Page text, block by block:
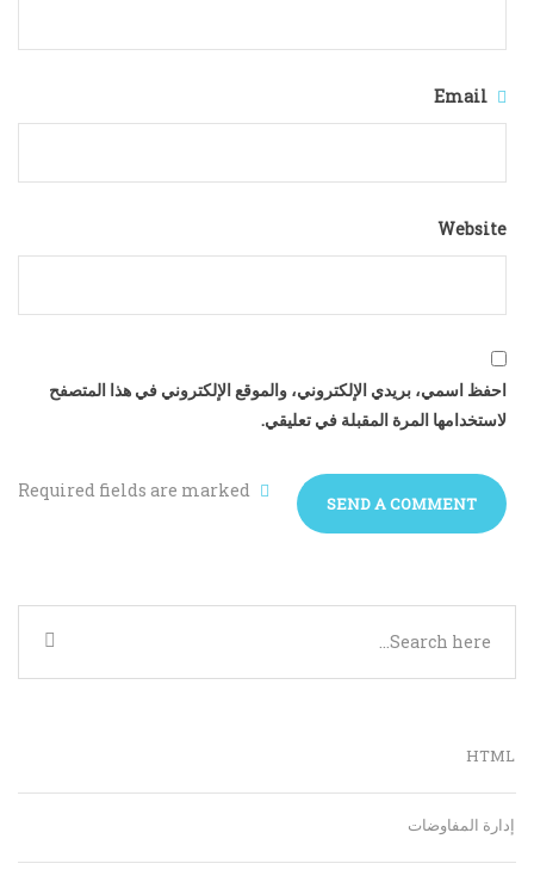
Email
Website
احفظ اسمي، بريدي الإلكتروني، والموقع الإلكتروني في هذا المتصفح
لاستخدامها المرة المقبلة في تعليقي.
Required fields are marked
HTML
إدارة المفاوضات